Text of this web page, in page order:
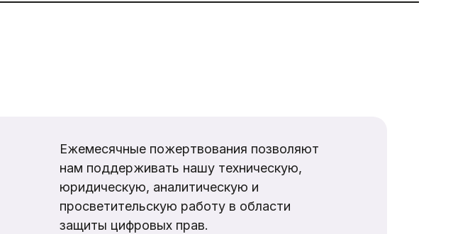
Ежемесячные пожертвования позволяют
нам поддерживать нашу техническую,
юридическую, аналитическую и
просветительскую работу в области
защиты цифровых прав.